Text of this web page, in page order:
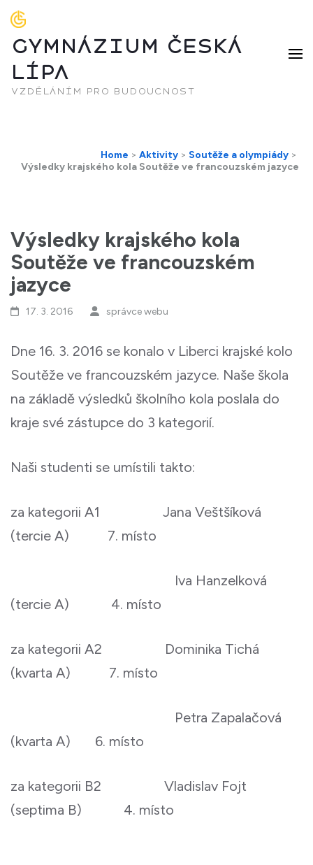
GYMNÁZIUM ČESKÁ
LÍPA
vzděláním pro budoucnost
Home > Aktivity > Soutěže a olympiády >
Výsledky krajského kola Soutěže ve francouzském jazyce
Výsledky krajského kola
Soutěže ve francouzském
jazyce
17. 3. 2016 správce webu
Dne 16. 3. 2016 se konalo v Liberci krajské kolo
Soutěže ve francouzském jazyce. Naše škola
na základě výsledků školního kola poslala do
kraje své zástupce do 3 kategorií.
Naši studenti se umístili takto:
za kategorii A1 Jana Veštšíková
(tercie A) 7. místo
Iva Hanzelková
(tercie A) 4. místo
za kategorii A2 Dominika Tichá
(kvarta A) 7. místo
Petra Zapalačová
(kvarta A) 6. místo
za kategorii B2 Vladislav Fojt
(septima B) 4. místo